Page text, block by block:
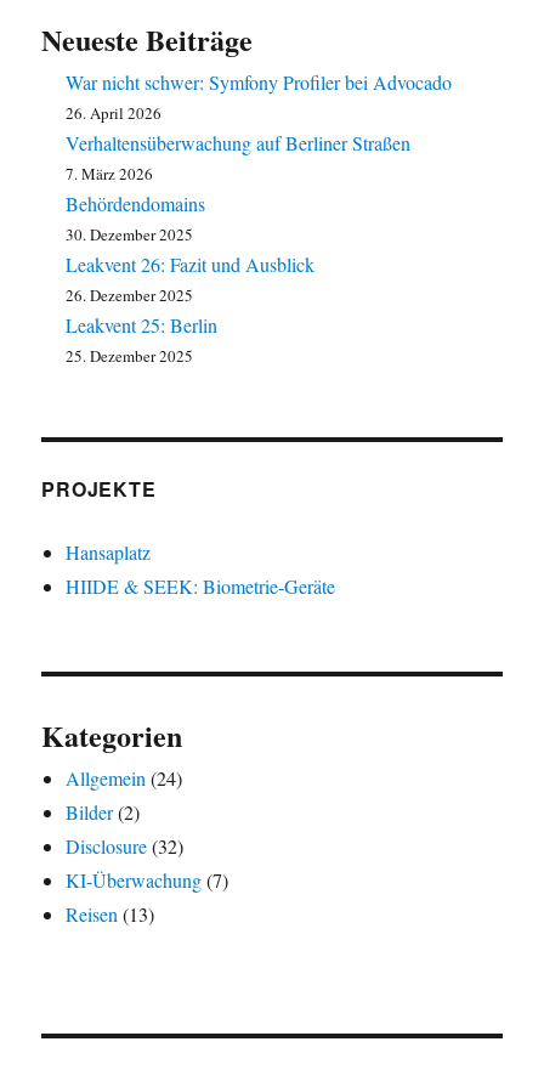
Neueste Beiträge
War nicht schwer: Symfony Profiler bei Advocado
26. April 2026
Verhaltensüberwachung auf Berliner Straßen
7. März 2026
Behördendomains
30. Dezember 2025
Leakvent 26: Fazit und Ausblick
26. Dezember 2025
Leakvent 25: Berlin
25. Dezember 2025
PROJEKTE
Hansaplatz
HIIDE & SEEK: Biometrie-Geräte
Kategorien
Allgemein (24)
Bilder(2)
Disclosure(32)
KI-Überwachung(7)
Reisen (13)